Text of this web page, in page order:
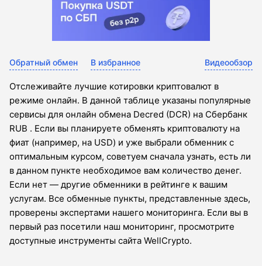
Обратный обмен В избранное Видеообзор
Отслеживайте лучшие котировки криптовалют в
режиме онлайн. В данной таблице указаны популярные
сервисы для онлайн обмена Decred (DCR) на Сбербанк
RUB . Если вы планируете обменять криптовалюту на
фиат (например, на USD) и уже выбрали обменник с
оптимальным курсом, советуем сначала узнать, есть ли
в данном пункте необходимое вам количество денег.
Если нет — другие обменники в рейтинге к вашим
услугам. Все обменные пункты, представленные здесь,
проверены экспертами нашего мониторинга. Если вы в
первый раз посетили наш мониторинг, просмотрите
доступные инструменты сайта WellCrypto.